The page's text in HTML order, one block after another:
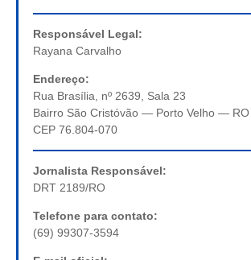
Responsável Legal:
Rayana Carvalho
Endereço:
Rua Brasília, nº 2639, Sala 23
Bairro São Cristóvão — Porto Velho — RO
CEP 76.804-070
Jornalista Responsável:
DRT 2189/RO
Telefone para contato:
(69) 99307-3594